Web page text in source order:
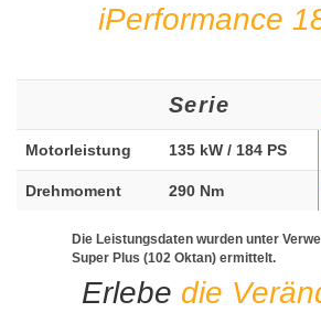
iPerformance
Serie
Motorleistung 135 kW / 184 PS
Drehmoment 290 Nm
Die Leistungsdaten wurden unter
Super Plus (102 Oktan) ermittelt.
Erlebe die